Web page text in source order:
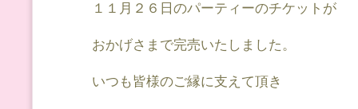
１１月２６日のパーティーのチケットが
おかげさまで完売いたしました。
いつも皆様のご縁に支えて頂き